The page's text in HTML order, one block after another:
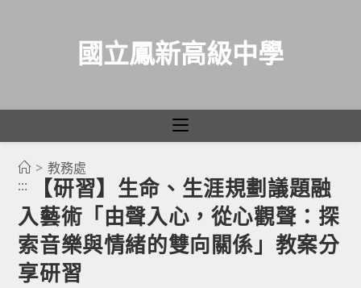
國立鳳新高級中學
> 教務處
:::
【研習】生命、生涯規劃議題融
入藝術「由聲入心，從心觀聲：探
索音樂與情緒的雙向關係」教案分
享研習